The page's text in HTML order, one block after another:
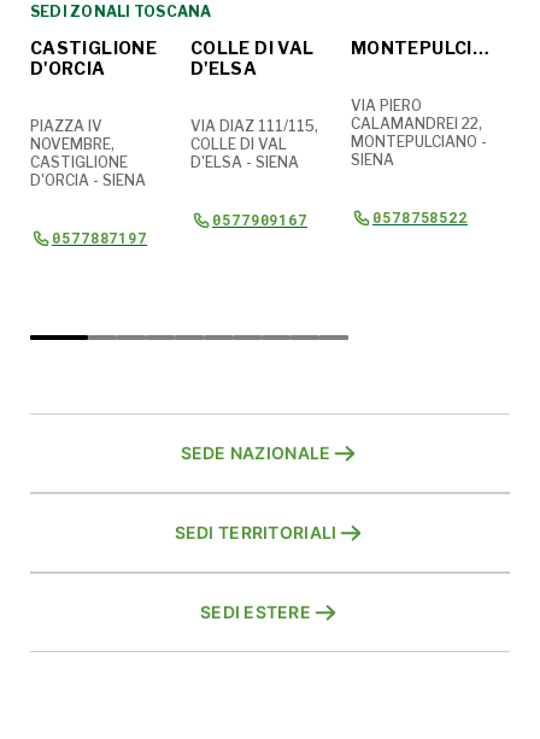
SEDI ZONALI TOSCANA
CASTIGLIONE
D'ORCIA
PIAZZA IV
NOVEMBRE,
CASTIGLIONE
D'ORCIA - SIENA
0577887197
COLLE DI VAL
D'ELSA
VIA DIAZ 111/115,
COLLE DI VAL
D'ELSA - SIENA
0577909167
MONTEPULCIANO
VIA PIERO
CALAMANDREI 22,
MONTEPULCIANO -
SIENA
0578758522
SEDE NAZIONALE
SEDI TERRITORIALI
SEDI ESTERE